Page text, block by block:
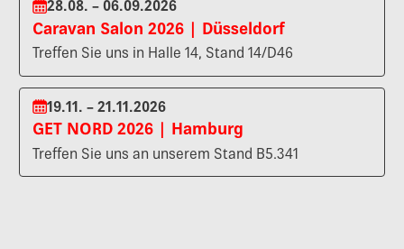
28.08. – 06.09.2026
Caravan Salon 2026 | Düsseldorf
Treffen Sie uns in Halle 14, Stand 14/D46
19.11. – 21.11.2026
GET NORD 2026 | Hamburg
Treffen Sie uns an unserem Stand B5.341